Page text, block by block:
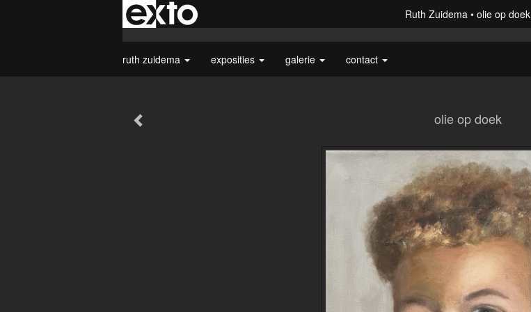
Ruth Zuidema olie op doek
ruth zuidema exposities galerie contact
olie op doek